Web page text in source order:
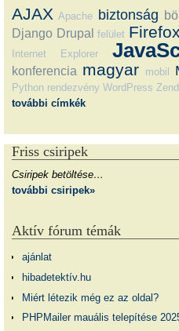
AJAX Apache biztonság
Django Drupal felület Firefox
Internet Explorer
konferencia magyar mobil
Python rendezvény WordPress Zend
további címkék
Friss csiripek
Csiripek betöltése…
további csiripek»
Aktív fórum témák
ajánlat
hibadetektív.hu
Miért létezik még ez az oldal?
PHPMailer mauális telepítése